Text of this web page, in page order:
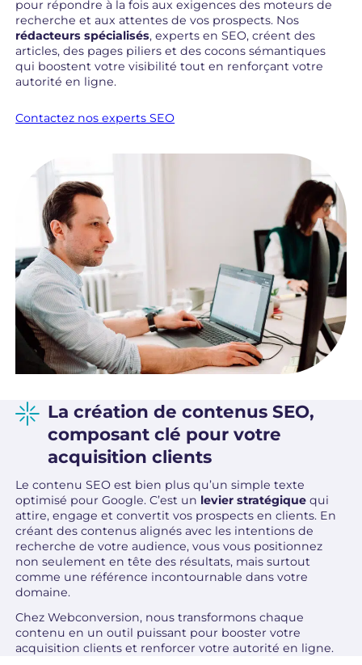
pour répondre à la fois aux exigences des moteurs de
recherche et aux attentes de vos prospects. Nos
rédacteurs spécialisés, experts en SEO, créent des
articles, des pages piliers et des cocons sémantiques
qui boostent votre visibilité tout en renforçant votre
autorité en ligne.
Contactez nos experts SEO
La création de contenus SEO,
composant clé pour votre
acquisition clients
Le contenu SEO est bien plus qu’un simple texte
optimisé pour Google. C’est un levier stratégique qui
attire, engage et convertit vos prospects en clients. En
créant des contenus alignés avec les intentions de
recherche de votre audience, vous vous positionnez
non seulement en tête des résultats, mais surtout
comme une référence incontournable dans votre
domaine.
Chez Webconversion, nous transformons chaque
contenu en un outil puissant pour booster votre
acquisition clients et renforcer votre autorité en ligne.